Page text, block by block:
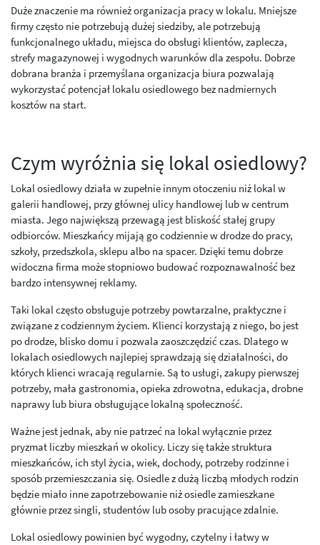
Duże znaczenie ma również organizacja pracy w lokalu. Mniejsze
firmy często nie potrzebują dużej siedziby, ale potrzebują
funkcjonalnego układu, miejsca do obsługi klientów, zaplecza,
strefy magazynowej i wygodnych warunków dla zespołu. Dobrze
dobrana branża i przemyślana organizacja biura pozwalają
wykorzystać potencjał lokalu osiedlowego bez nadmiernych
kosztów na start.
Czym wyróżnia się lokal osiedlowy?
Lokal osiedlowy działa w zupełnie innym otoczeniu niż lokal w
galerii handlowej, przy głównej ulicy handlowej lub w centrum
miasta. Jego największą przewagą jest bliskość stałej grupy
odbiorców. Mieszkańcy mijają go codziennie w drodze do pracy,
szkoły, przedszkola, sklepu albo na spacer. Dzięki temu dobrze
widoczna firma może stopniowo budować rozpoznawalność bez
bardzo intensywnej reklamy.
Taki lokal często obsługuje potrzeby powtarzalne, praktyczne i
związane z codziennym życiem. Klienci korzystają z niego, bo jest
po drodze, blisko domu i pozwala zaoszczędzić czas. Dlatego w
lokalach osiedlowych najlepiej sprawdzają się działalności, do
których klienci wracają regularnie. Są to usługi, zakupy pierwszej
potrzeby, mała gastronomia, opieka zdrowotna, edukacja, drobne
naprawy lub biura obsługujące lokalną społeczność.
Ważne jest jednak, aby nie patrzeć na lokal wyłącznie przez
pryzmat liczby mieszkań w okolicy. Liczy się także struktura
mieszkańców, ich styl życia, wiek, dochody, potrzeby rodzinne i
sposób przemieszczania się. Osiedle z dużą liczbą młodych rodzin
będzie miało inne zapotrzebowanie niż osiedle zamieszkane
głównie przez singli, studentów lub osoby pracujące zdalnie.
Lokal osiedlowy powinien być wygodny, czytelny i łatwy w